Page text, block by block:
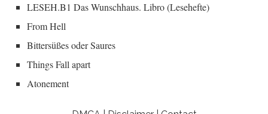
LESEH.B1 Das Wunschhaus. Libro (Lesehefte)
From Hell
Bittersüßes oder Saures
Things Fall apart
Atonement